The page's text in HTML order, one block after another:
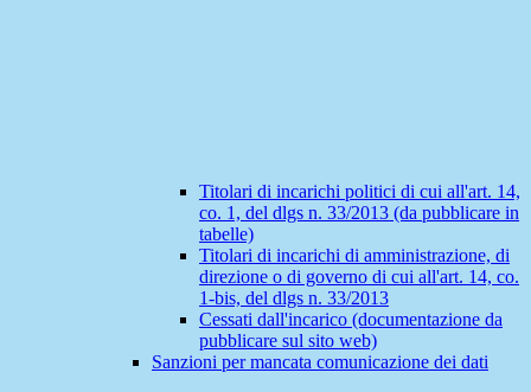
Titolari di incarichi politici di cui all'art. 14,
co. 1, del dlgs n. 33/2013 (da pubblicare in
tabelle)
Titolari di incarichi di amministrazione, di
direzione o di governo di cui all'art. 14, co.
1-bis, del dlgs n. 33/2013
Cessati dall'incarico (documentazione da
pubblicare sul sito web)
Sanzioni per mancata comunicazione dei dati